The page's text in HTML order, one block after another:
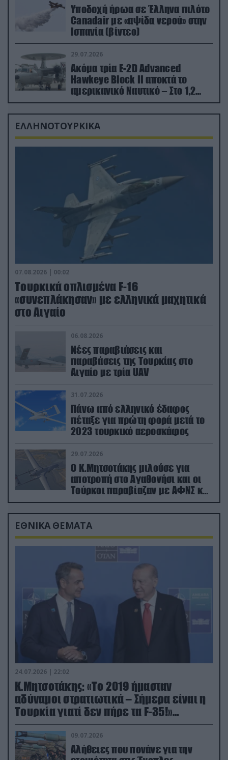
Υποδοχή ήρωα σε Έλληνα πιλότο
Canadair με «αψίδα νερού» στην
Ισπανία (βίντεο)
29.07.2026
Ακόμα τρία E-2D Advanced
Hawkeye Block II αποκτά το
αμερικανικό Ναυτικό – Στο 1,2
δισ.δολάρια το κόστος
ΕΛΛΗΝΟΤΟΥΡΚΙΚΑ
07.08.2026 | 00:02
Τουρκικά οπλισμένα F-16
«συνεπλάκησαν» με ελληνικά μαχητικά
στο Αιγαίο
06.08.2026
Νέες παραβιάσεις και
παραβάσεις της Τουρκίας στο
Αιγαίο με τρία UAV
31.07.2026
Πάνω από ελληνικό έδαφος
πέταξε για πρώτη φορά μετά το
2023 τουρκικό αεροσκάφος
29.07.2026
Ο Κ.Μητσοτάκης μιλούσε για
αποτροπή στο Αγαθονήσι και οι
Τούρκοι παραβίαζαν με ΑΦΝΣ και
drone
ΕΘΝΙΚΑ ΘΕΜΑΤΑ
24.07.2026 | 22:02
Κ.Μητσοτάκης: «Το 2019 ήμασταν
αδύναμοι στρατιωτικά – Σήμερα είναι η
Τουρκία γιατί δεν πήρε τα F-35!»
(βίντεο)
09.07.2026
Αλήθειες που πονάνε για την